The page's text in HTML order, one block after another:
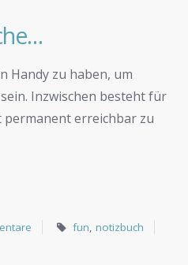
Handy zu haben, um
Inzwischen besteht für
permanent erreichbar zu
fun, notizbuch